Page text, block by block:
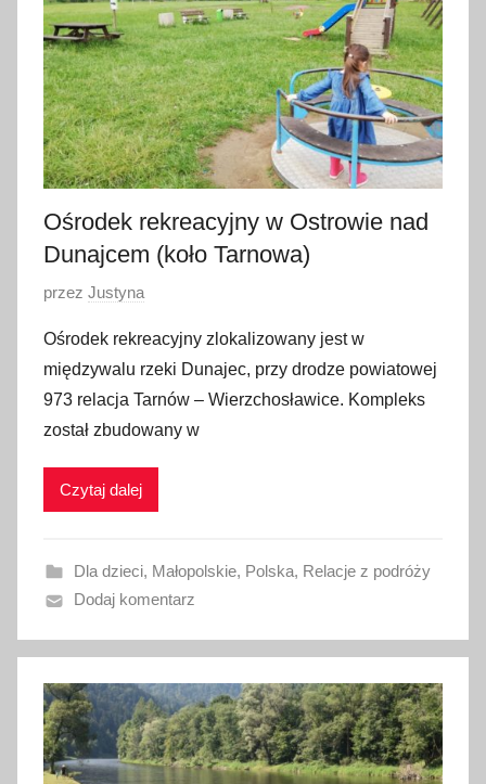
t
n
i
a
2
0
2
Ośrodek rekreacyjny w Ostrowie nad
Dunajcem (koło Tarnowa)
O
u
b
l
i
w
n
o
8
m
a
j
a
przez Justyna
Ośrodek rekreacyjny zlokalizowany jest w
międzywalu rzeki Dunajec, przy drodze powiatowej
973 relacja Tarnów – Wierzchosławice. Kompleks
został zbudowany w
Czytaj dalej
Dla dzieci, Małopolskie, Polska, Relacje z podróży
Dodaj komentarz